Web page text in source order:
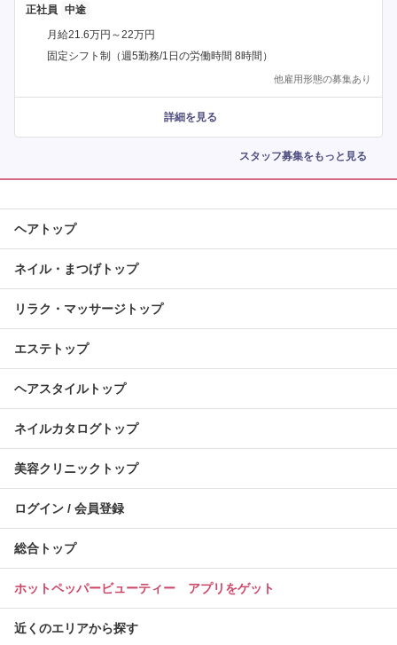
正社員
月給21.6万円～22万円
固定シフト制（週5勤務/1日の労働時間 8時間）
他雇用形態の募集あり
詳細を見る
スタッフ募集をもっと見る
ヘアトップ
ネイル・まつげトップ
リラク・マッサージトップ
エステトップ
ヘアスタイルトップ
ネイルカタログトップ
美容クリニックトップ
ログイン / 会員登録
総合トップ
ホットペッパービューティー アプリをゲット
近くのエリアから探す